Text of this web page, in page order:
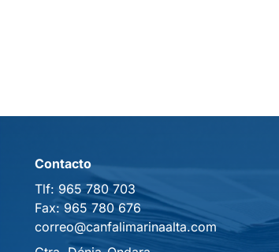
Contacto
Tlf: 965 780 703
Fax: 965 780 676
correo@canfalimarinaalta.com